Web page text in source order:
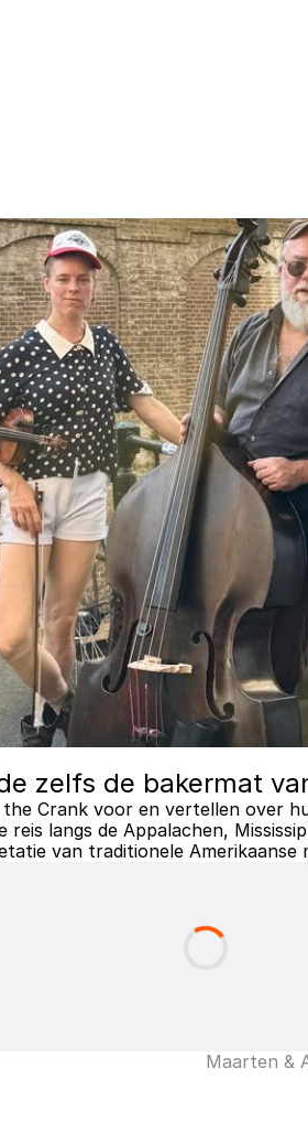
zelfs de bakermat
Crank voor en vertellen over
langs de Appalachen,
van traditionele Amerikaanse
Maarten &